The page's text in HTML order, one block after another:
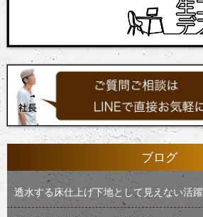
ブログ
透水する床仕上げ下地として見えない活躍